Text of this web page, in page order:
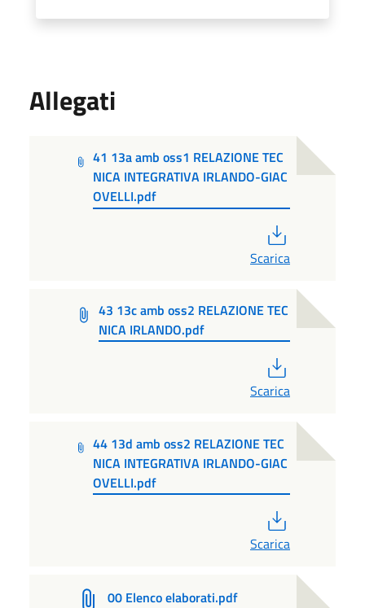
Allegati
41 13a amb oss1 RELAZIONE TEC
NICA INTEGRATIVA IRLANDO-GIAC
OVELLI.pdf
Scarica
43 13c amb oss2 RELAZIONE TEC
NICA IRLANDO.pdf
Scarica
44 13d amb oss2 RELAZIONE TEC
NICA INTEGRATIVA IRLANDO-GIAC
OVELLI.pdf
Scarica
00 Elenco elaborati.pdf